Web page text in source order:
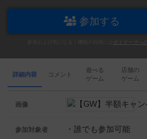
参加する
ボドゲーマへ
詳細内容 コメント
遊べる
ゲーム
店舗の
ゲーム
画像
参加対象者 ・誰でも参加可能